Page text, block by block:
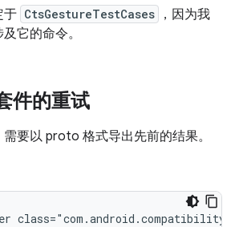
于 CtsGestureTestCases
，因为我
它的命令。
件的重试
要以 proto 格式导出先前的结果。